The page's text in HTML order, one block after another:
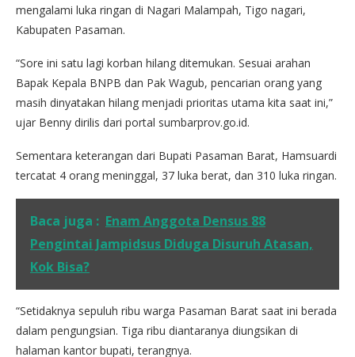
mengalami luka ringan di Nagari Malampah, Tigo nagari,
Kabupaten Pasaman.
“Sore ini satu lagi korban hilang ditemukan. Sesuai arahan
Bapak Kepala BNPB dan Pak Wagub, pencarian orang yang
masih dinyatakan hilang menjadi prioritas utama kita saat ini,”
ujar Benny dirilis dari portal sumbarprov.go.id.
Sementara keterangan dari Bupati Pasaman Barat, Hamsuardi
tercatat 4 orang meninggal, 37 luka berat, dan 310 luka ringan.
Baca juga : Enam Anggota Densus 88
Pengintai Jampidsus Diduga Disuruh Atasan,
Kok Bisa?
“Setidaknya sepuluh ribu warga Pasaman Barat saat ini berada
dalam pengungsian. Tiga ribu diantaranya diungsikan di
halaman kantor bupati, terangnya.